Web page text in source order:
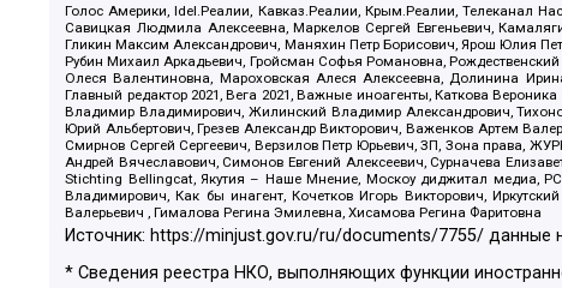
Голос Америки, Idel.Реалии, Кавказ.Реалии, Крым.Реалии, Телеканал
Савицкая Людмила Алексеевна, Маркелов Сергей Евгеньевич,
Гликин Максим Александрович, Маняхин Петр Борисович, Ярош Юлия
Рубин Михаил Аркадьевич, Гройсман Софья Романовна,
Олеся Валентиновна, Мароховская Алеся Алексеевна, Долинина
Главный редактор 2021, Вега 2021, Важные иноагенты, Каткова
Владимир Владимирович, Жилинский Владимир Александрович,
Юрий Альбертович, Грезев Александр Викторович, Важенков Артем
Смирнов Сергей Сергеевич, Верзилов Петр Юрьевич, ЗП, Зона права,
Андрей Вячеславович, Симонов Евгений Алексеевич, Сурначева
Stichting Bellingcat, Якутия – Наше Мнение, Москоу диджитал медиа,
Владимирович, Как бы инагент, Кочетков Игорь Викторович,
Валерьевич , Гималова Регина Эмилевна, Хисамова Регина Фаритовна
Источник: https://minjust.gov.ru/ru/documents/7755/ данные
* Сведения реестра НКО, выполняющих функции